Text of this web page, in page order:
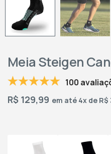
Meia Steigen
100
R$ 129,99 em até 4x de R$